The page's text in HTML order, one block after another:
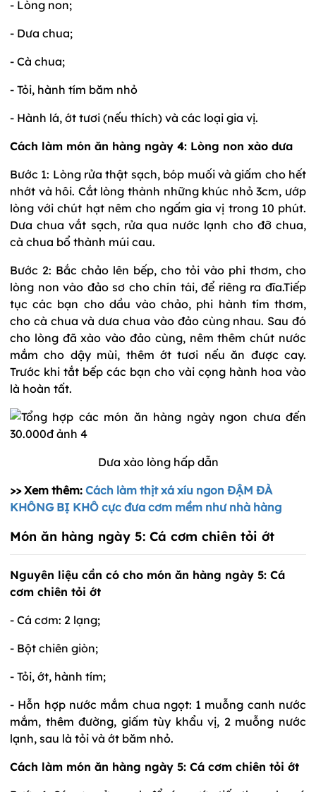
- Lòng non;
- Dưa chua;
- Cà chua;
- Tỏi, hành tím băm nhỏ
- Hành lá, ớt tươi (nếu thích) và các loại gia vị.
Cách làm món ăn hàng ngày 4: Lòng non xào dưa
Bước 1: Lòng rửa thật sạch, bóp muối và giấm cho hết
nhớt và hôi. Cắt lòng thành những khúc nhỏ 3cm, ướp
lòng với chút hạt nêm cho ngấm gia vị trong 10 phút.
Dưa chua vắt sạch, rửa qua nước lạnh cho đỡ chua,
cà chua bổ thành múi cau.
Bước 2: Bắc chảo lên bếp, cho tỏi vào phi thơm, cho
lòng non vào đảo sơ cho chín tái, để riêng ra đĩa.Tiếp
tục các bạn cho dầu vào chảo, phi hành tím thơm,
cho cà chua và dưa chua vào đảo cùng nhau. Sau đó
cho lòng đã xào vào đảo cùng, nêm thêm chút nước
mắm cho dậy mùi, thêm ớt tươi nếu ăn được cay.
Trước khi tắt bếp các bạn cho vài cọng hành hoa vào
là hoàn tất.
Dưa xào lòng hấp dẫn
>> Xem thêm: Cách làm thịt xá xíu ngon ĐẬM ĐÀ
KHÔNG BỊ KHÔ cực đưa cơm mềm như nhà hàng
Món ăn hàng ngày 5: Cá cơm chiên tỏi ớt
Nguyên liệu cần có cho món ăn hàng ngày 5: Cá
cơm chiên tỏi ớt
- Cá cơm: 2 lạng;
- Bột chiên giòn;
- Tỏi, ớt, hành tím;
- Hỗn hợp nước mắm chua ngọt: 1 muỗng canh nước
mắm, thêm đường, giấm tùy khẩu vị, 2 muỗng nước
lạnh, sau là tỏi và ớt băm nhỏ.
Cách làm món ăn hàng ngày 5: Cá cơm chiên tỏi ớt